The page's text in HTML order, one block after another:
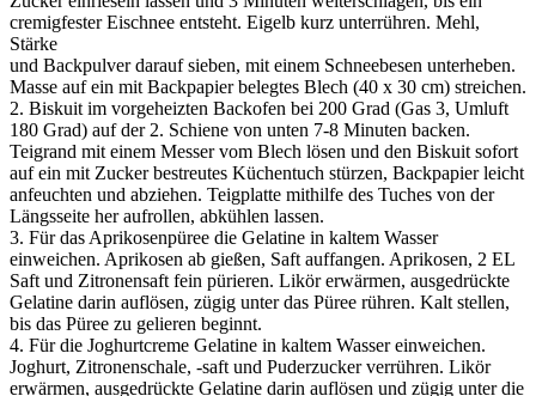
cremigfester Eischnee entsteht. Eigelb kurz unterrühren. Mehl,
Stärke
und Backpulver darauf sieben, mit einem Schneebesen unterheben.
Masse auf ein mit Backpapier belegtes Blech (40 x 30 cm) streichen.
2. Biskuit im vorgeheizten Backofen bei 200 Grad (Gas 3, Umluft
180 Grad) auf der 2. Schiene von unten 7-8 Minuten backen.
Teigrand mit einem Messer vom Blech lösen und den Biskuit sofort
auf ein mit Zucker bestreutes Küchentuch stürzen, Backpapier leicht
anfeuchten und abziehen. Teigplatte mithilfe des Tuches von der
Längsseite her aufrollen, abkühlen lassen.
3. Für das Aprikosenpüree die Gelatine in kaltem Wasser
einweichen. Aprikosen ab gießen, Saft auffangen. Aprikosen, 2 EL
Saft und Zitronensaft fein pürieren. Likör erwärmen, ausgedrückte
Gelatine darin auflösen, zügig unter das Püree rühren. Kalt stellen,
bis das Püree zu gelieren beginnt.
4. Für die Joghurtcreme Gelatine in kaltem Wasser einweichen.
Joghurt, Zitronenschale, -saft und Puderzucker verrühren. Likör
erwärmen, ausgedrückte Gelatine darin auflösen und zügig unter die